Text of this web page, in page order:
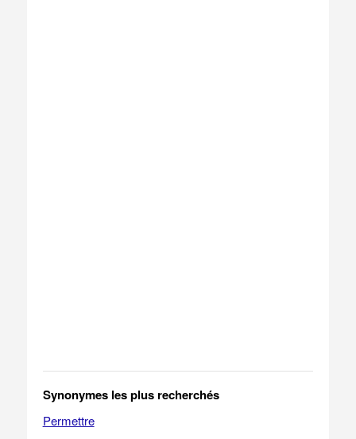
Synonymes les plus recherchés
Permettre